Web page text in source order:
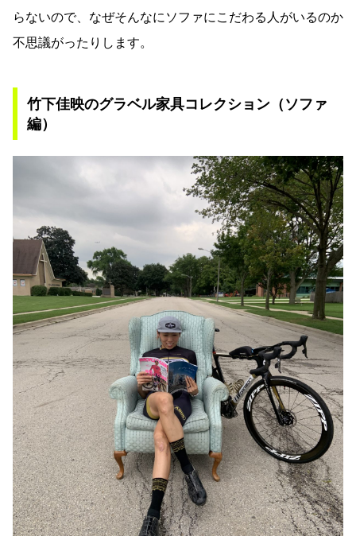
らないので、なぜそんなにソファにこだわる人がいるのか
不思議がったりします。
竹下佳映のグラベル家具コレクション（ソファ
編）